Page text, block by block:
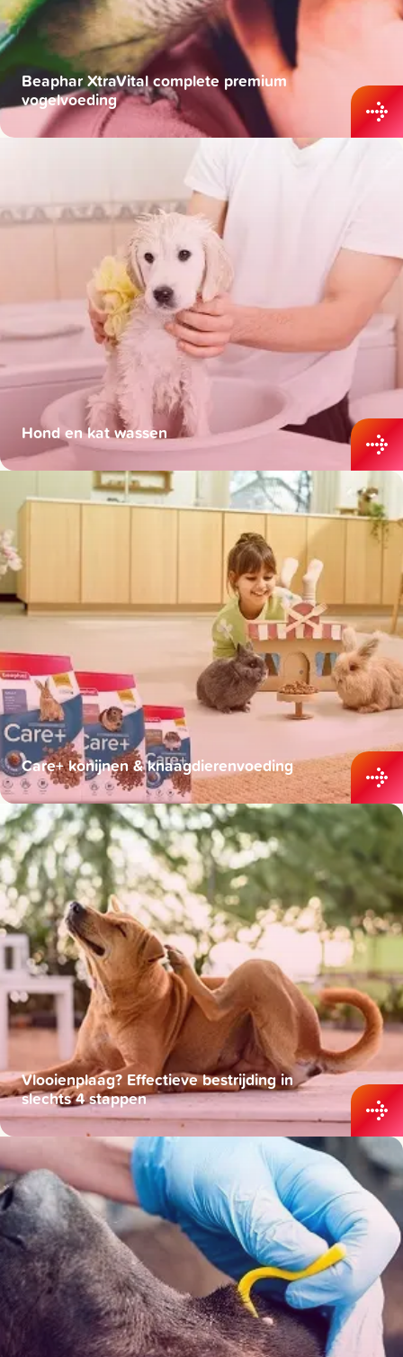
Beaphar XtraVital complete premium
vogelvoeding
Hond en kat wassen
Care+ konijnen & knaagdierenvoeding
Vlooienplaag? Effectieve bestrijding in
slechts 4 stappen